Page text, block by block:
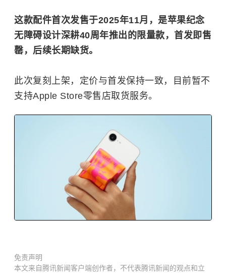
这款配件首次发售于2025年11月，是苹果纪念
无障碍设计深耕40周年推出的限量款，首发即售
罄，后续长期缺货。
此次复刻上架，定价与首发保持一致，目前暂不
支持Apple Store零售店取货服务。
免责声明
本文来自腾讯新闻客户端创作者，不代表腾讯新闻的观点和立